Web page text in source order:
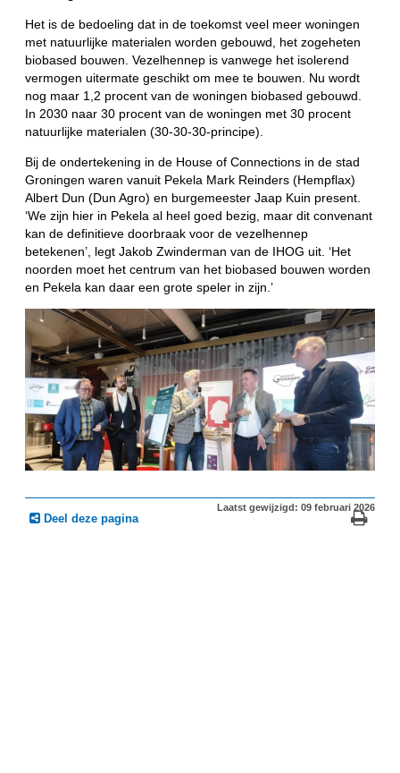
Het is de bedoeling dat in de toekomst veel meer woningen
met natuurlijke materialen worden gebouwd, het zogeheten
biobased bouwen. Vezelhennep is vanwege het isolerend
vermogen uitermate geschikt om mee te bouwen. Nu wordt
nog maar 1,2 procent van de woningen biobased gebouwd.
In 2030 naar 30 procent van de woningen met 30 procent
natuurlijke materialen (30-30-30-principe).
Bij de ondertekening in de House of Connections in de stad
Groningen waren vanuit Pekela Mark Reinders (Hempflax)
Albert Dun (Dun Agro) en burgemeester Jaap Kuin present.
‘We zijn hier in Pekela al heel goed bezig, maar dit convenant
kan de definitieve doorbraak voor de vezelhennep
betekenen’, legt Jakob Zwinderman van de IHOG uit. ‘Het
noorden moet het centrum van het biobased bouwen worden
en Pekela kan daar een grote speler in zijn.’
Deel deze pagina
Laatst gewijzigd: 09 februari 2026